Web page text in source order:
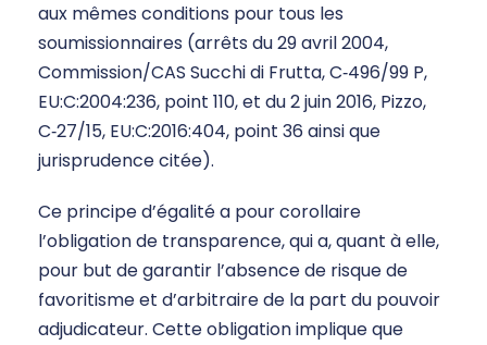
aux mêmes conditions pour tous les
soumissionnaires (arrêts du 29 avril 2004,
Commission/CAS Succhi di Frutta, C‑496/99 P,
EU:C:2004:236, point 110, et du 2 juin 2016, Pizzo,
C‑27/15, EU:C:2016:404, point 36 ainsi que
jurisprudence citée).
Ce principe d’égalité a pour corollaire
l’obligation de transparence, qui a, quant à elle,
pour but de garantir l’absence de risque de
favoritisme et d’arbitraire de la part du pouvoir
adjudicateur. Cette obligation implique que